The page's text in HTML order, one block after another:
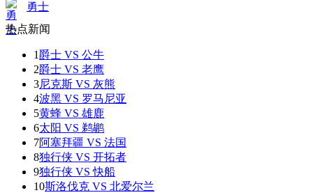
勇士
热点新闻
1爵士 VS 公牛
2爵士 VS 老鹰
3尼克斯 VS 灰熊
4波黑 VS 罗马尼亚
5黄蜂 VS 雄鹿
6太阳 VS 鹈鹕
7阿塞拜疆 VS 法国
8独行侠 VS 开拓者
9独行侠 VS 快船
10斯洛伐克 VS 北爱尔兰